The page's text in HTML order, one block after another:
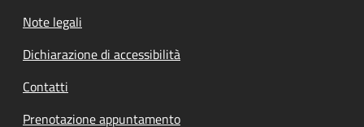
Note legali
Dichiarazione di accessibilità
Contatti
Prenotazione appuntamento